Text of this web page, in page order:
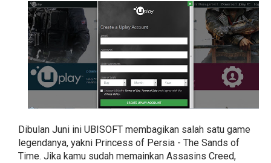
Dibulan Juni ini UBISOFT membagikan salah satu game
legendanya, yakni Princess of Persia - The Sands of
Time. Jika kamu sudah memainkan Assasins Creed,